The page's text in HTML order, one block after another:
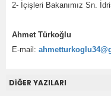
2- İçişleri Bakanımız Sn.
Ahmet Türkoğlu
E-mail:
DİĞER YAZILARI